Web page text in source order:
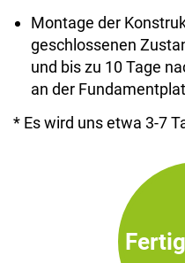
Montage der
geschlossenen
und bis zu 10 Tage
an der
* Es wird uns etwa 3-7